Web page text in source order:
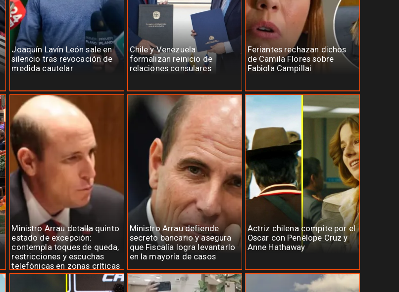
Joaquín Lavín León sale en
silencio tras revocación de
medida cautelar
Chile y Venezuela
formalizan reinicio de
relaciones consulares
Feriantes rechazan dichos
de Camila Flores sobre
Fabiola Campillai
Ministro Arrau detalla quinto
estado de excepción:
contempla toques de queda,
restricciones y escuchas
telefónicas en zonas críticas
Ministro Arrau defiende
secreto bancario y asegura
que Fiscalía logra levantarlo
en la mayoría de casos
Actriz chilena compite por el
Oscar con Penélope Cruz y
Anne Hathaway